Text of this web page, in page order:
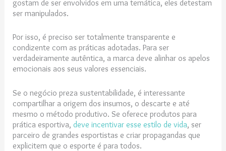
gostam de ser envolvidos em uma temática, eles detestam
ser manipulados.
Por isso, é preciso ser totalmente transparente e
condizente com as práticas adotadas. Para ser
verdadeiramente autêntica, a marca deve alinhar os apelos
emocionais aos seus valores essenciais.
Se o negócio preza sustentabilidade, é interessante
compartilhar a origem dos insumos, o descarte e até
mesmo o método produtivo. Se oferece produtos para
prática esportiva, deve incentivar esse estilo de vida, ser
parceiro de grandes esportistas e criar propagandas que
explicitem que o esporte é para todos.